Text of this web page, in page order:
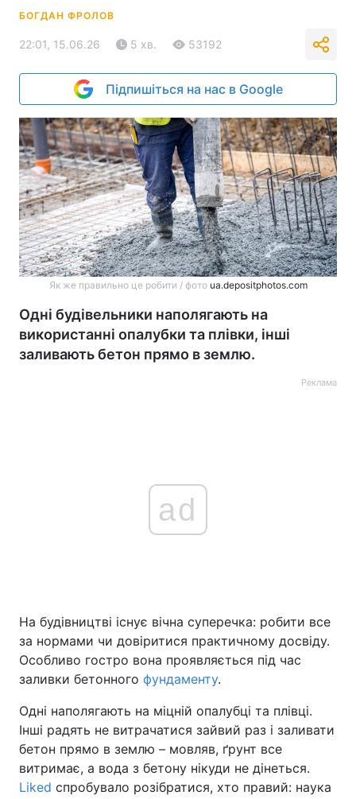
БОГДАН ФРОЛОВ
22:01, 15.06.26 5 хв. 53192
Підпишіться на нас в Google
Як же правильно це робити / фото ua.depositphotos.com
Одні будівельники наполягають на
використанні опалубки та плівки, інші
заливають бетон прямо в землю.
Реклама
ad
На будівництві існує вічна суперечка: робити все
за нормами чи довіритися практичному досвіду.
Особливо гостро вона проявляється під час
заливки бетонного фундаменту.
Одні наполягають на міцній опалубці та плівці.
Інші радять не витрачатися зайвий раз і заливати
бетон прямо в землю – мовляв, ґрунт все
витримає, а вода з бетону нікуди не дінеться.
Liked спробувало розібратися, хто правий: наука